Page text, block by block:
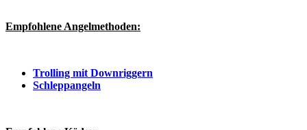
Empfohlene Angelmethoden:
Trolling mit Downriggern
Schleppangeln